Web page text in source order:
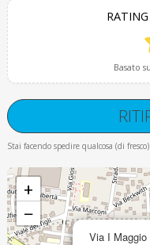
Basato
Stai facendo spedire qualcosa (di
Via I Maggio
+
−